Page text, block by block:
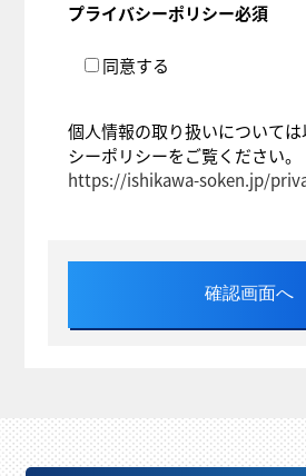
プライバシーポリシー必須
同意する
個人情報の取り扱いについて
シーポリシーをご覧ください。
https://ishikawa-soken.jp/